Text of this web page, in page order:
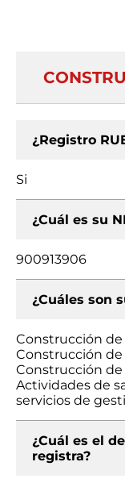
¿Registro
Si
¿Cuál es su
900913906
¿Cuáles son
Construcción de
Construcción de
Construcción de
Actividades de
servicios de
¿Cuál es el
registra?